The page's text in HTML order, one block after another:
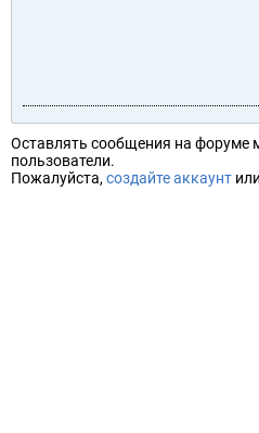
Оставлять сообщения на форуме
пользователи.
Пожалуйста, создайте аккаунт